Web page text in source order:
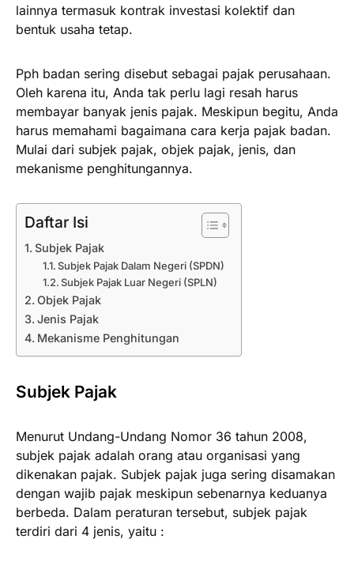
lainnya termasuk kontrak investasi kolektif dan
bentuk usaha tetap.
Pph badan sering disebut sebagai pajak perusahaan.
Oleh karena itu, Anda tak perlu lagi resah harus
membayar banyak jenis pajak. Meskipun begitu, Anda
harus memahami bagaimana cara kerja pajak badan.
Mulai dari subjek pajak, objek pajak, jenis, dan
mekanisme penghitungannya.
Daftar Isi
Subjek Pajak
Subjek Pajak Dalam Negeri (SPDN)
Subjek Pajak Luar Negeri (SPLN)
Objek Pajak
Jenis Pajak
Mekanisme Penghitungan
Subjek Pajak
Menurut Undang-Undang Nomor 36 tahun 2008,
subjek pajak adalah orang atau organisasi yang
dikenakan pajak. Subjek pajak juga sering disamakan
dengan wajib pajak meskipun sebenarnya keduanya
berbeda. Dalam peraturan tersebut, subjek pajak
terdiri dari 4 jenis, yaitu :